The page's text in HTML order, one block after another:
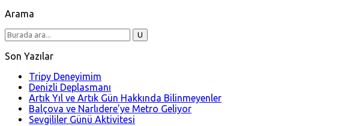
Arama
Son Yazılar
Tripy Deneyimim
Denizli Deplasmanı
Artık Yıl ve Artık Gün Hakkında Bilinmeyenler
Balçova ve Narlıdere’ye Metro Geliyor
Sevgililer Günü Aktivitesi